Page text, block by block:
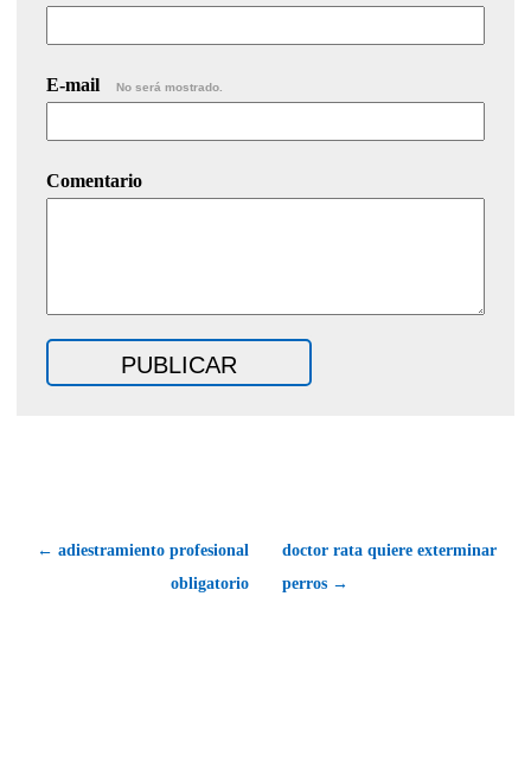
E-mail No será mostrado.
Comentario
← adiestramiento profesional
obligatorio
doctor rata quiere exterminar
perros →